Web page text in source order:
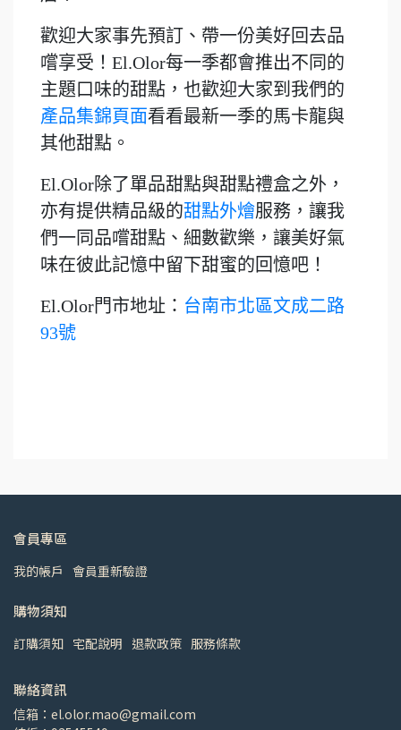
歡迎大家事先預訂、帶一份美好回去品
嚐享受！El.Olor每一季都會推出不同的
主題口味的甜點，也歡迎大家到我們的
產品集錦頁面看看最新一季的馬卡龍與
其他甜點。
El.Olor除了單品甜點與甜點禮盒之外，
亦有提供精品級的甜點外燴服務，讓我
們一同品嚐甜點、細數歡樂，讓美好氣
味在彼此記憶中留下甜蜜的回憶吧！
El.Olor門市地址： 台南市北區文成二路
93號
會員專區
我的帳戶 會員重新驗證
購物須知
訂購須知 宅配說明 退款政策 服務條款
聯絡資訊
信箱：el.olor.mao@gmail.com